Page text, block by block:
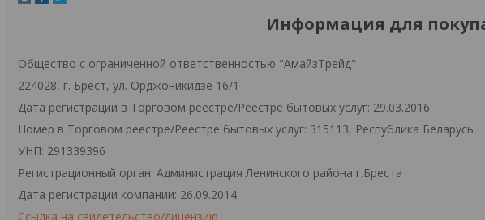
Информация для
Общество с ограниченной ответственностью "АмайзТрейд"
224028, г. Брест, ул. Орджоникидзе 16/1
Дата регистрации в Торговом реестре/Реестре бытовых услуг: 29.03.2016
Номер в Торговом реестре/Реестре бытовых услуг: 315113, Республика Беларусь
УНП: 291339396
Регистрационный орган: Администрация Ленинского района г.Бреста
Дата регистрации компании: 26.09.2014
Ссылка на свидетельство/лицензию